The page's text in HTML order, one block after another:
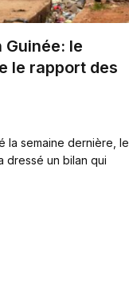
Guinée: le
le rapport des
la semaine dernière, le
dressé un bilan qui